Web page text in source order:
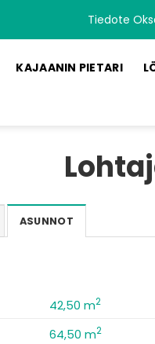
Tiedote
KAJAANIN PIETARI
ASUNNOT
42,50 m2
64,50 m2